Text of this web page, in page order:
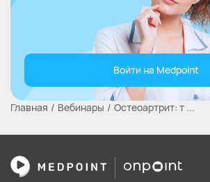
Войти на Medpoint
Главная Вебинары Остеоартрит: т ...